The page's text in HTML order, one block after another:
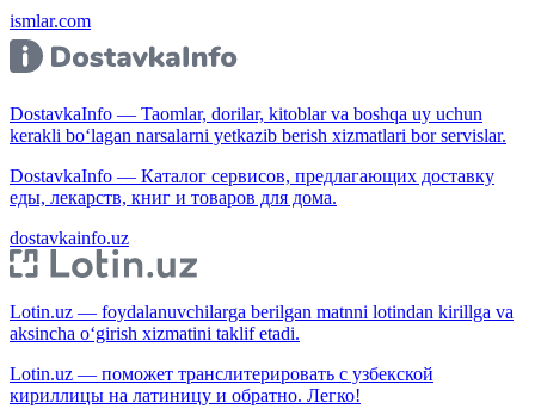
ismlar.com
DostavkaInfo — Taomlar, dorilar, kitoblar va boshqa uy uchun
kerakli bo‘lagan narsalarni yetkazib berish xizmatlari bor servislar.
DostavkaInfo — Каталог сервисов, предлагающих доставку
еды, лекарств, книг и товаров для дома.
dostavkainfo.uz
Lotin.uz — foydalanuvchilarga berilgan matnni lotindan kirillga va
aksincha o‘girish xizmatini taklif etadi.
Lotin.uz — поможет транслитерировать с узбекской
кириллицы на латиницу и обратно. Легко!